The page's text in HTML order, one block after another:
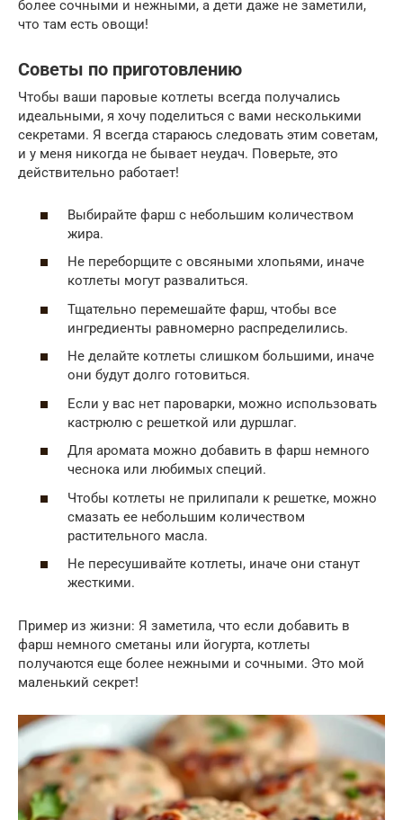
более сочными и нежными, а дети даже не заметили,
что там есть овощи!
Советы по приготовлению
Чтобы ваши паровые котлеты всегда получались
идеальными, я хочу поделиться с вами несколькими
секретами. Я всегда стараюсь следовать этим советам,
и у меня никогда не бывает неудач. Поверьте, это
действительно работает!
Выбирайте фарш с небольшим количеством
жира.
Не переборщите с овсяными хлопьями, иначе
котлеты могут развалиться.
Тщательно перемешайте фарш, чтобы все
ингредиенты равномерно распределились.
Не делайте котлеты слишком большими, иначе
они будут долго готовиться.
Если у вас нет пароварки, можно использовать
кастрюлю с решеткой или дуршлаг.
Для аромата можно добавить в фарш немного
чеснока или любимых специй.
Чтобы котлеты не прилипали к решетке, можно
смазать ее небольшим количеством
растительного масла.
Не пересушивайте котлеты, иначе они станут
жесткими.
Пример из жизни: Я заметила, что если добавить в
фарш немного сметаны или йогурта, котлеты
получаются еще более нежными и сочными. Это мой
маленький секрет!